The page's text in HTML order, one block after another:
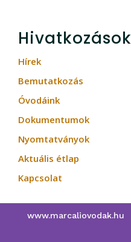
Hivatkozások
Hírek
Bemutatkozás
Óvodáink
Dokumentumok
Nyomtatványok
Aktuális étlap
Kapcsolat
www.marcaliovodak.hu